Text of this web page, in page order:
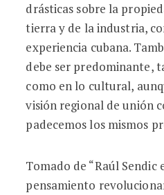
drásticas sobre la
tierra y de la industria,
experiencia cubana.
debe ser predominante,
como en lo cultural,
visión regional de unión
padecemos los mismos
Tomado de “Raúl Sendic
pensamiento